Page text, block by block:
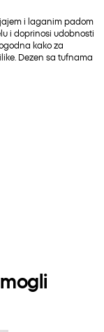
i laganim padom
i doprinosi udobnosti
kako za
Dezen sa tufnama